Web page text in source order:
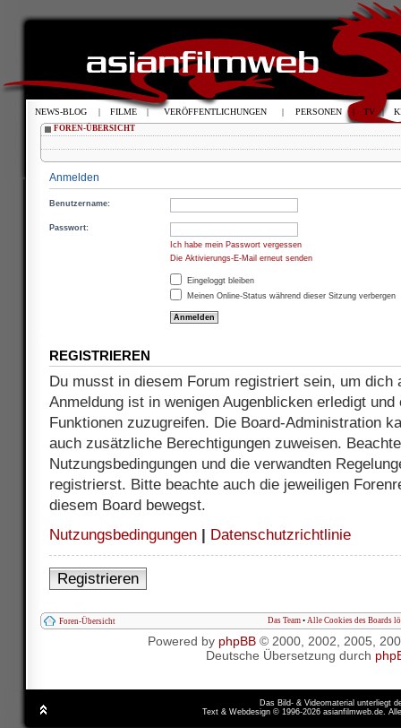
FOREN-ÜBERSICHT
Anmelden
Benutzername:
Passwort:
Ich habe mein Passwort vergessen
Die Aktivierungs-E-Mail erneut senden
Eingeloggt bleiben
Meinen Online-Status während dieser Sitzung verbergen
REGISTRIEREN
Du musst in diesem Forum registriert sein, um dich
Anmeldung ist in wenigen Augenblicken erledigt
Funktionen zuzugreifen. Die Board-Administration
auch zusätzliche Berechtigungen zuweisen.
Nutzungsbedingungen und die verwandten
registrierst. Bitte beachte auch die jeweiligen
diesem Board bewegst.
Nutzungsbedingungen
Datenschutzrichtlinie
Registrieren
Foren-Übersicht Das Team • Alle Cookies des Boards
Powered by phpBB© 2000, 2002, 2005,
Deutsche Übersetzung durch
Das Bild- & Videomaterial unterliegt
Text & Webdesign © 1996-2026 asianfilmweb.de.
NEWS-BLOG | FILME | VERÖFFENTLICHUNGEN | PERSONEN | TV |